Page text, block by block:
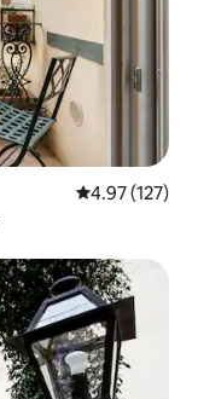
औसत रेटिंग 5 में से
4.97 (127)